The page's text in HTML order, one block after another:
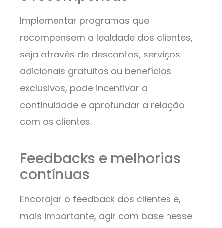
Implementar programas que
recompensem a lealdade dos clientes,
seja através de descontos, serviços
adicionais gratuitos ou benefícios
exclusivos, pode incentivar a
continuidade e aprofundar a relação
com os clientes.
Feedbacks e melhorias
contínuas
Encorajar o feedback dos clientes e,
mais importante, agir com base nesse